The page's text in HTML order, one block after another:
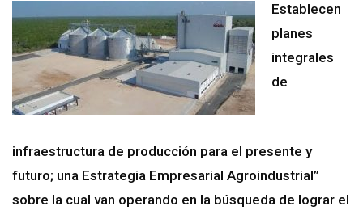
Establecen
planes
integrales
de
infraestructura de producción para el presente y
futuro; una Estrategia Empresarial Agroindustrial”
sobre la cual van operando en la búsqueda de lograr el